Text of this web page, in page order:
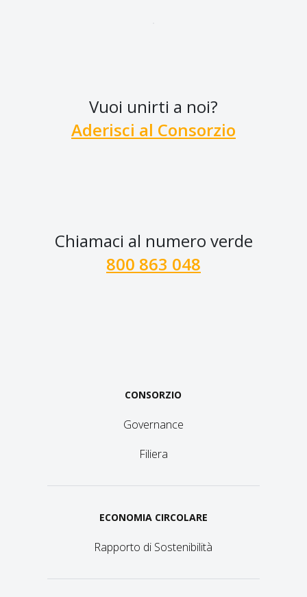
Vuoi unirti a noi?
Aderisci al Consorzio
Chiamaci al numero verde
800 863 048
CONSORZIO
Governance
Filiera
ECONOMIA CIRCOLARE
Rapporto di Sostenibilità